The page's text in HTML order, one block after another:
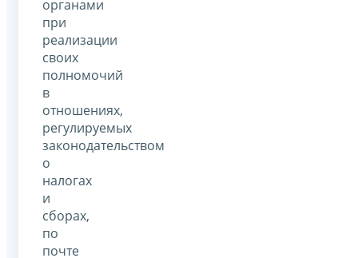
органами
при
реализации
своих
полномочий
в
отношениях,
регулируемых
законодательством
о
налогах
и
сборах,
по
почте